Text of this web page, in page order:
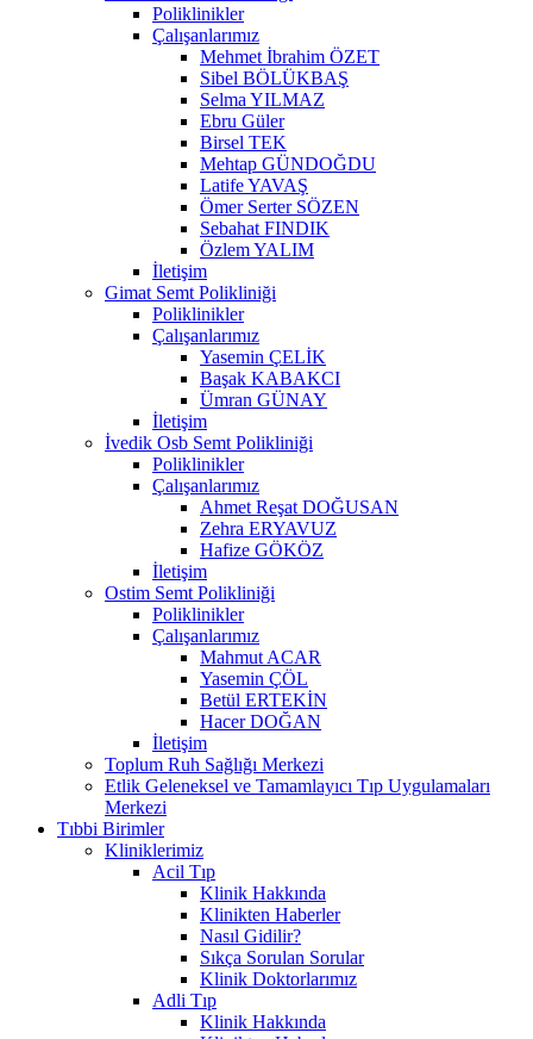
Poliklinikler
Çalışanlarımız
Mehmet İbrahim ÖZET
Sibel BÖLÜKBAŞ
Selma YILMAZ
Ebru Güler
Birsel TEK
Mehtap GÜNDOĞDU
Latife YAVAŞ
Ömer Serter SÖZEN
Sebahat FINDIK
Özlem YALIM
İletişim
Gimat Semt Polikliniği
Poliklinikler
Çalışanlarımız
Yasemin ÇELİK
Başak KABAKCI
Ümran GÜNAY
İletişim
İvedik Osb Semt Polikliniği
Poliklinikler
Çalışanlarımız
Ahmet Reşat DOĞUSAN
Zehra ERYAVUZ
Hafize GÖKÖZ
İletişim
Ostim Semt Polikliniği
Poliklinikler
Çalışanlarımız
Mahmut ACAR
Yasemin ÇÖL
Betül ERTEKİN
Hacer DOĞAN
İletişim
Toplum Ruh Sağlığı Merkezi
Etlik Geleneksel ve Tamamlayıcı Tıp Uygulamaları
Merkezi
Tıbbi Birimler
Kliniklerimiz
Acil Tıp
Klinik Hakkında
Klinikten Haberler
Nasıl Gidilir?
Sıkça Sorulan Sorular
Klinik Doktorlarımız
Adli Tıp
Klinik Hakkında